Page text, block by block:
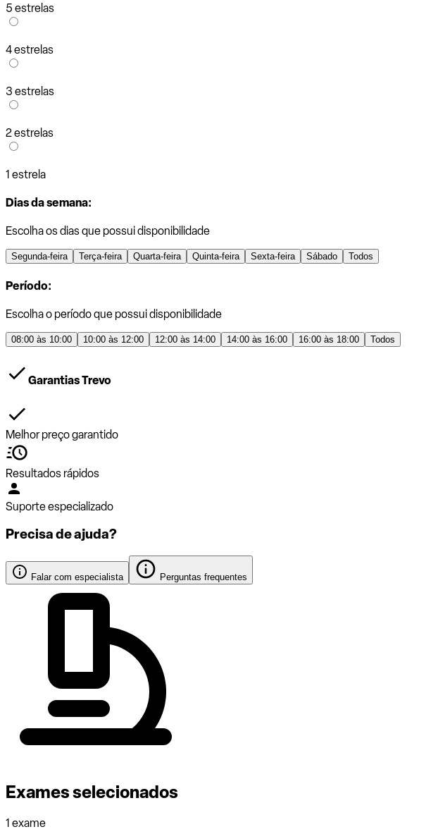
5 estrelas
4 estrelas
3 estrelas
2 estrelas
1 estrela
Dias da semana:
Escolha os dias que possui disponibilidade
Segunda-feira Terça-feira Quarta-feira Quinta-feira Sexta-feira Sábado Todos
Período:
Escolha o período que possui disponibilidade
08:00 às 10:00 10:00 às 12:00 12:00 às 14:00 14:00 às 16:00 16:00 às 18:00 Todos
Garantias Trevo
Melhor preço garantido
Resultados rápidos
Suporte especializado
Precisa de ajuda?
Falar com especialista Perguntas frequentes
Exames selecionados
1 exame